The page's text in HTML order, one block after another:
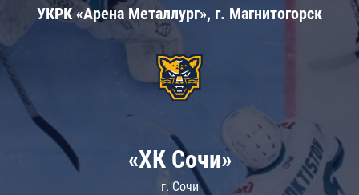
УКРК «Арена Металлург», г. Магнитогорск
«ХК Сочи»
г. Сочи